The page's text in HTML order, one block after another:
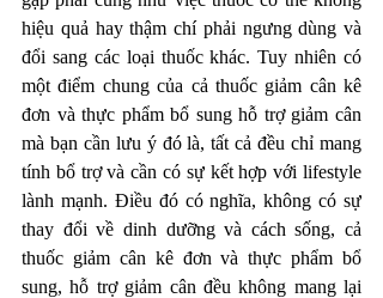
hiệu quả hay thậm chí phải ngưng dùng và
đổi sang các loại thuốc khác. Tuy nhiên có
một điểm chung của cả thuốc giảm cân kê
đơn và thực phẩm bổ sung hỗ trợ giảm cân
mà bạn cần lưu ý đó là, tất cả đều chỉ mang
tính bổ trợ và cần có sự kết hợp với lifestyle
lành mạnh. Điều đó có nghĩa, không có sự
thay đổi về dinh dưỡng và cách sống, cả
thuốc giảm cân kê đơn và thực phẩm bổ
sung, hỗ trợ giảm cân đều không mang lại